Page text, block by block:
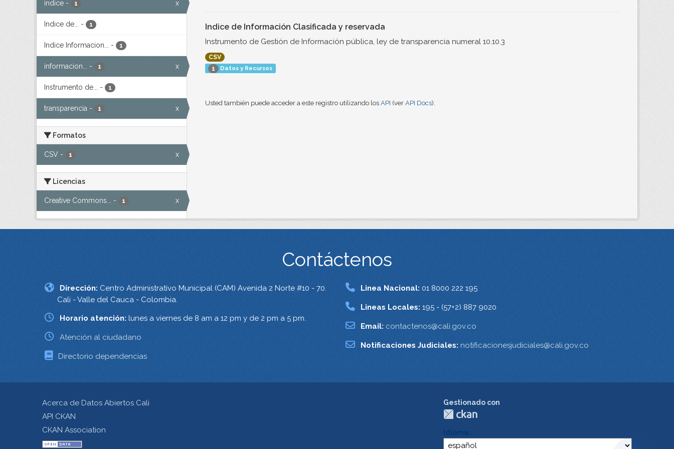
indice - 1 x
Indice de... - 1
Indice Informacion... - 1
informacion... - 1 x
Instrumento de... - 1
transparencia - 1 x
Formatos
CSV - 1 x
Licencias
Creative Commons... - 1 x
Indice de Información Clasificada y reservada
Instrumento de Gestión de Información pública, ley de transparencia numeral 10.10.3
CSV
1
Datos y Recursos
Usted también puede acceder a este registro utilizando los API (ver API Docs).
Contáctenos
Dirección: Centro Administrativo Municipal (CAM) Avenida 2 Norte #10 - 70.
Cali - Valle del Cauca - Colombia.
Horario atención: lunes a viernes de 8 am a 12 pm y de 2 pm a 5 pm.
Atención al ciudadano
Directorio dependencias
Linea Nacional: 01 8000 222 195
Lineas Locales: 195 - (57+2) 887 9020
Email: contactenos@cali.gov.co
Notificaciones Judiciales: notificacionesjudiciales@cali.gov.co
Acerca de Datos Abiertos Cali
API CKAN
CKAN Association
Gestionado con